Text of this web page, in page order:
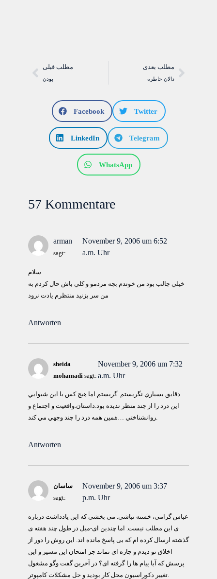
مطلب قبلی
بودن
مطلب بعدی
دالان خاطره
Facebook Twitter
LinkedIn Telegram
WhatsApp
57 Kommentare
arman
sagt:
November 9, 2006 um 6:52
a.m. Uhr
سلام
خيلي جالب بود من خوندم بچه مردمو و كلي باش حال كردم به
من سر بزنيد منتظرم يادت نرود
Antworten
sheida
mohamadi sagt:
November 9, 2006 um 7:32
a.m. Uhr
دقايق بسياري نگريستم .گريستم.اما هيچ كس با اين شيوايي
اين درد را از چند منظر نديده بود.داستان.واقعيت و اجتماع و
روانشناختي …همين همه درد را چند وجهي مي كند.
Antworten
ساسان
sagt:
November 9, 2006 um 3:37
p.m. Uhr
عباس گرامی، خسته نباشی. می بخشی که این یادداشت درباره
ی این مطلب نیست. اما چندین ای-میل در طول چند هفته ی
گذشته ارسال کرده ام که بی پاسخ مانده اند. این روش را دور از
اخلاق تو دیدم و چاره ای نماند جز امتحان این مسیر و این
پرسش که آیا پیام ها را گرفته ای؟ در آخرین گفت وگو مشغول
تغییر دکوراسیون محل کار بودید و حل مشکلات کامپوتر.